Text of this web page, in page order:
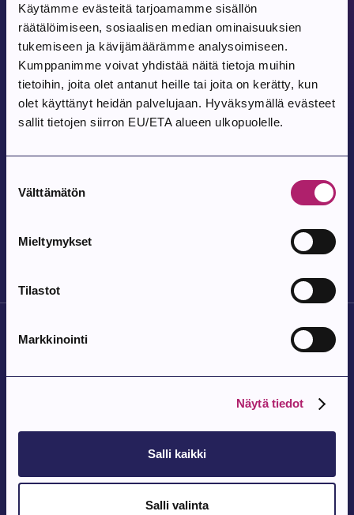
Käytämme evästeitä tarjoamamme sisällön
räätälöimiseen, sosiaalisen median ominaisuuksien
tukemiseen ja kävijämäärämme analysoimiseen.
Kumppanimme voivat yhdistää näitä tietoja muihin
tietoihin, joita olet antanut heille tai joita on kerätty, kun
olet käyttänyt heidän palvelujaan. Hyväksymällä evästeet
sallit tietojen siirron EU/ETA alueen ulkopuolelle.
valinta
Välttämätön
Mieltymykset
Tilastot
Markkinointi
Näytä tiedot
Salli kaikki
Salli valinta
Tapahtuma alkaa:
9.8.2026
Pohjois-Parkanon Maalaismarkkinat 35-
vuotta
Pohjois-Parkanon Kylätalo Vatajantie 191, 39750 Kuivasjärvi
Parkanon kirjasto
Kaupungintalon aukioloajat